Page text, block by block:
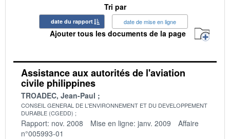
Tri par
date du rapport date de mise en ligne
Ajouter tous les documents de la page
Assistance aux autorités de l'aviation
civile philippines
TROADEC, Jean-Paul
CONSEIL GENERAL DE L'ENVIRONNEMENT ET DU DEVELOPPEMENT
DURABLE (CGEDD)
Rapport: nov. 2008 Mise en ligne: janv. 2009
Affaire
n°005993-01